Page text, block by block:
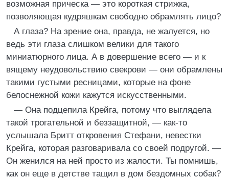
возможная прическа — это короткая стрижка,
позволяющая кудряшкам свободно обрамлять лицо?
А глаза? На зрение она, правда, не жалуется, но
ведь эти глаза слишком велики для такого
миниатюрного лица. А в довершение всего — и к
вящему неудовольствию свекрови — они обрамлены
такими густыми ресницами, которые на фоне
белоснежной кожи кажутся искусственными.
— Она подцепила Крейга, потому что выглядела
такой трогательной и беззащитной, — как-то
услышала Бритт откровения Стефани, невестки
Крейга, которая разговаривала со своей подругой. —
Он женился на ней просто из жалости. Ты помнишь,
как он еще в детстве тащил в дом бездомных собак?